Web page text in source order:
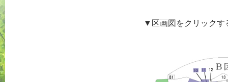
▼区画図をクリックす